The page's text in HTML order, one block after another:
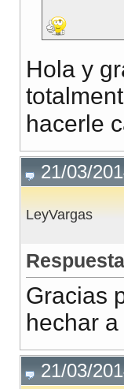
Hola y
hacerle
21/03/
LeyVargas
Gracias
hechar
21/03/